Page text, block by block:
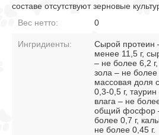
составе отсутствуют зерновые
Вес нетто:
0
Ингридиенты:
Сырой протеин
менее 11,5 г,
– не более 6,2
зола – не более
массовая доля
0,3-0,5 г, таурин
влага – не
общий фосфор
более 0,7 г,
не более 0,45 г.